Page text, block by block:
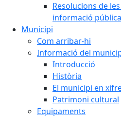
Resolucions de
informació pública
Municipi
Com arribar-hi
Informació del
Introducció
Història
El municipi en
Patrimoni cultural
Equipaments